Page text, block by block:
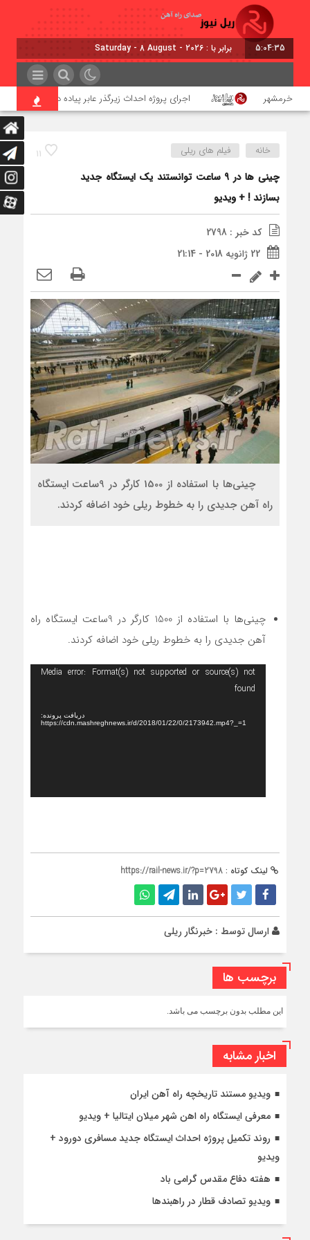
5:04:36 برابر با : Saturday - 8 August - 2026
– خرمشهر اجرای پروژه احداث زیرگذر عابر پیاده در حریم ریلی
11 خانه فیلم های ریلی
چینی ها در 9 ساعت توانستند یک ایستگاه جدید
بسازند ! + ویدیو
کد خبر : 2798
22 ژانویه 2018 - 21:14
چینی‌ها با استفاده از 1500 کارگر در 9ساعت ایستگاه
راه آهن جدیدی را به خطوط ریلی خود اضافه کردند.
چینی‌ها با استفاده از 1500 کارگر در 9ساعت ایستگاه راه
آهن جدیدی را به خطوط ریلی خود اضافه کردند.
نمایشگر
ویدیو
Media error: Format(s) not supported or source(s) not
found
دریافت پرونده:
https://cdn.mashreghnews.ir/d/2018/01/22/0/2173942.mp4?_=1
لینک کوتاه : https://rail-news.ir/?p=2798
ارسال توسط : خبرنگار ریلی
برچسب ها
این مطلب بدون برچسب می باشد.
اخبار مشابه
ویدیو مستند تاریخچه راه آهن ایران
معرفی ایستگاه راه اهن شهر میلان ایتالیا + ویدیو
روند تکمیل پروژه احداث ایستگاه جدید مسافری دورود +
ویدیو
هفته دفاع مقدس گرامی باد
ویدیو تصادف قطار در راهبندها